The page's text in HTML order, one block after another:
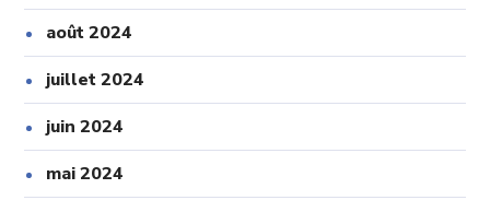
août 2024
juillet 2024
juin 2024
mai 2024